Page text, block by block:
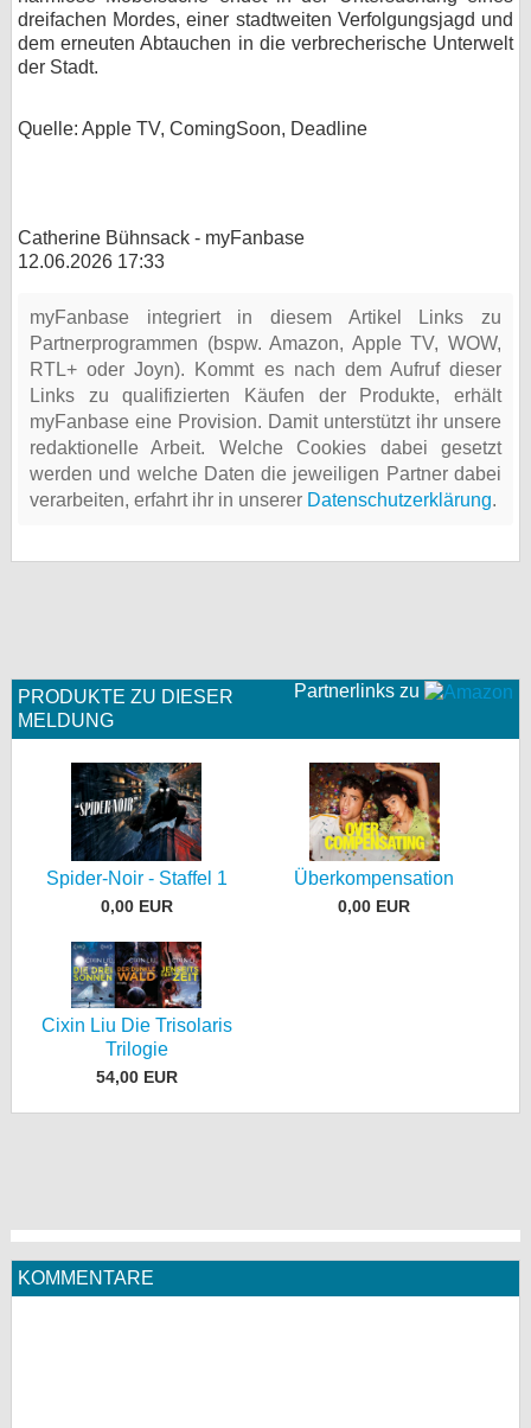
dreifachen Mordes, einer stadtweiten Verfolgungsjagd und
dem erneuten Abtauchen in die verbrecherische Unterwelt
der Stadt.
Quelle: Apple TV, ComingSoon, Deadline
Catherine Bühnsack - myFanbase
12.06.2026 17:33
myFanbase integriert in diesem Artikel Links zu
Partnerprogrammen (bspw. Amazon, Apple TV, WOW,
RTL+ oder Joyn). Kommt es nach dem Aufruf dieser
Links zu qualifizierten Käufen der Produkte, erhält
myFanbase eine Provision. Damit unterstützt ihr unsere
redaktionelle Arbeit. Welche Cookies dabei gesetzt
werden und welche Daten die jeweiligen Partner dabei
verarbeiten, erfahrt ihr in unserer Datenschutzerklärung.
Partnerlinks zu
PRODUKTE ZU DIESER
MELDUNG
Spider-Noir - Staffel 1
0,00 EUR
Überkompensation
0,00 EUR
Cixin Liu Die Trisolaris
Trilogie
54,00 EUR
KOMMENTARE